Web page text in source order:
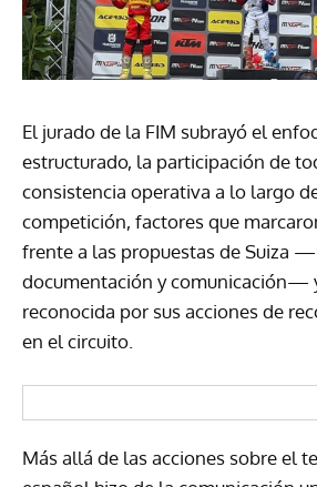
El jurado de la FIM subrayó el
estructurado, la participación de
consistencia operativa a lo largo
competición, factores que
frente a las propuestas de Suiza
documentación y comunicación—
reconocida por sus acciones de
en el circuito.
Más allá de las acciones sobre el